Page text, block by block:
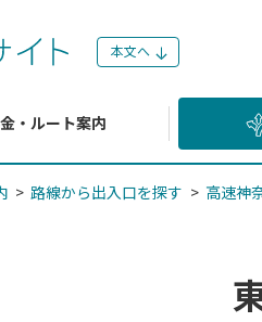
本文へ
・ルート案内
路線から出入口を探す 高速神